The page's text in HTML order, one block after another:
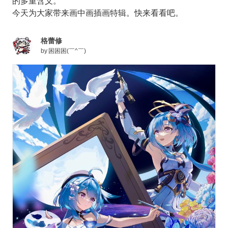
今天为大家带来画中画插画特辑。快来看看吧。
格蕾修
by 困困困(￣^￣)